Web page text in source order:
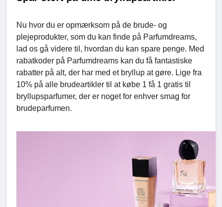
Nu hvor du er opmærksom på de brude- og
plejeprodukter, som du kan finde på Parfumdreams,
lad os gå videre til, hvordan du kan spare penge. Med
rabatkoder på Parfumdreams kan du få fantastiske
rabatter på alt, der har med et bryllup at gøre. Lige fra
10% på alle brudeartikler til at købe 1 få 1 gratis til
bryllupsparfumer, der er noget for enhver smag for
brudeparfumen.